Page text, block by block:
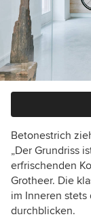
Betonestrich
„Der Grundriss
erfrischenden
Grotheer. Die
im Inneren
durchblicken.